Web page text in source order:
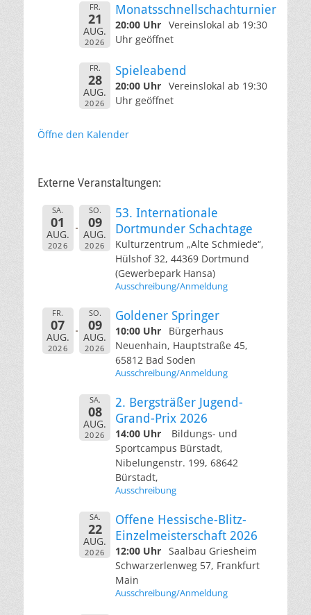
FR.
21
AUG.
2026
Monatsschnellschachturnier
20:00 Uhr Vereinslokal ab 19:30
Uhr geöffnet
FR.
28
AUG.
2026
Spieleabend
20:00 Uhr Vereinslokal ab 19:30
Uhr geöffnet
Öffne den Kalender
Externe Veranstaltungen:
SA.
01
AUG.
2026
SO.
09
AUG.
2026
53. Internationale
Dortmunder Schachtage
Kulturzentrum „Alte Schmiede“,
Hülshof 32, 44369 Dortmund
(Gewerbepark Hansa)
Ausschreibung/Anmeldung
FR.
07
AUG.
2026
SO.
09
AUG.
2026
Goldener Springer
10:00 Uhr
Bürgerhaus
Neuenhain, Hauptstraße 45,
65812 Bad Soden
Ausschreibung/Anmeldung
SA.
08
AUG.
2026
2. Bergsträßer Jugend-
Grand-Prix 2026
14:00 Uhr
Bildungs- und
Sportcampus Bürstadt,
Nibelungenstr. 199, 68642
Bürstadt,
Ausschreibung
SA.
22
AUG.
2026
Offene Hessische-Blitz-
Einzelmeisterschaft 2026
12:00 Uhr Saalbau Griesheim
Schwarzerlenweg 57, Frankfurt
Main
Ausschreibung/Anmeldung